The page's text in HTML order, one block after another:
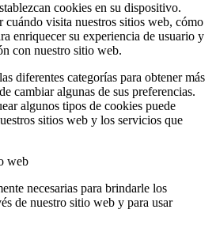
cookies en su dispositivo.
cuándo visita nuestros sitios web, cómo
enriquecer su experiencia de usuario y
con nuestro sitio web.
diferentes categorías para obtener más
cambiar algunas de sus preferencias.
algunos tipos de cookies puede
sitios web y los servicios que
web
necesarias para brindarle los
de nuestro sitio web y para usar